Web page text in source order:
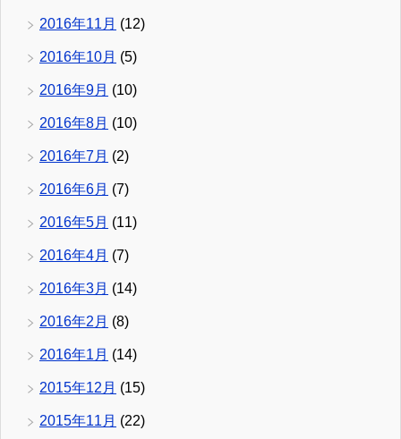
2016年11月 (12)
2016年10月 (5)
2016年9月 (10)
2016年8月 (10)
2016年7月 (2)
2016年6月 (7)
2016年5月 (11)
2016年4月 (7)
2016年3月 (14)
2016年2月 (8)
2016年1月 (14)
2015年12月 (15)
2015年11月 (22)